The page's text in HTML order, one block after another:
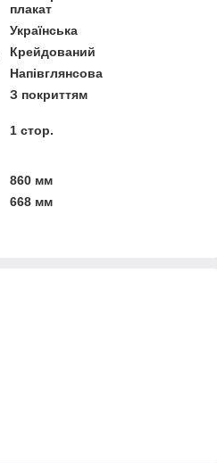
плакат
Українська
Крейдований
Напівглянсова
З покриттям
1 стор.
860 мм
668 мм